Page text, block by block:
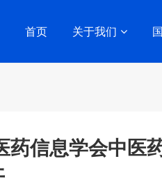
首页 关于我们
药信息学会中医